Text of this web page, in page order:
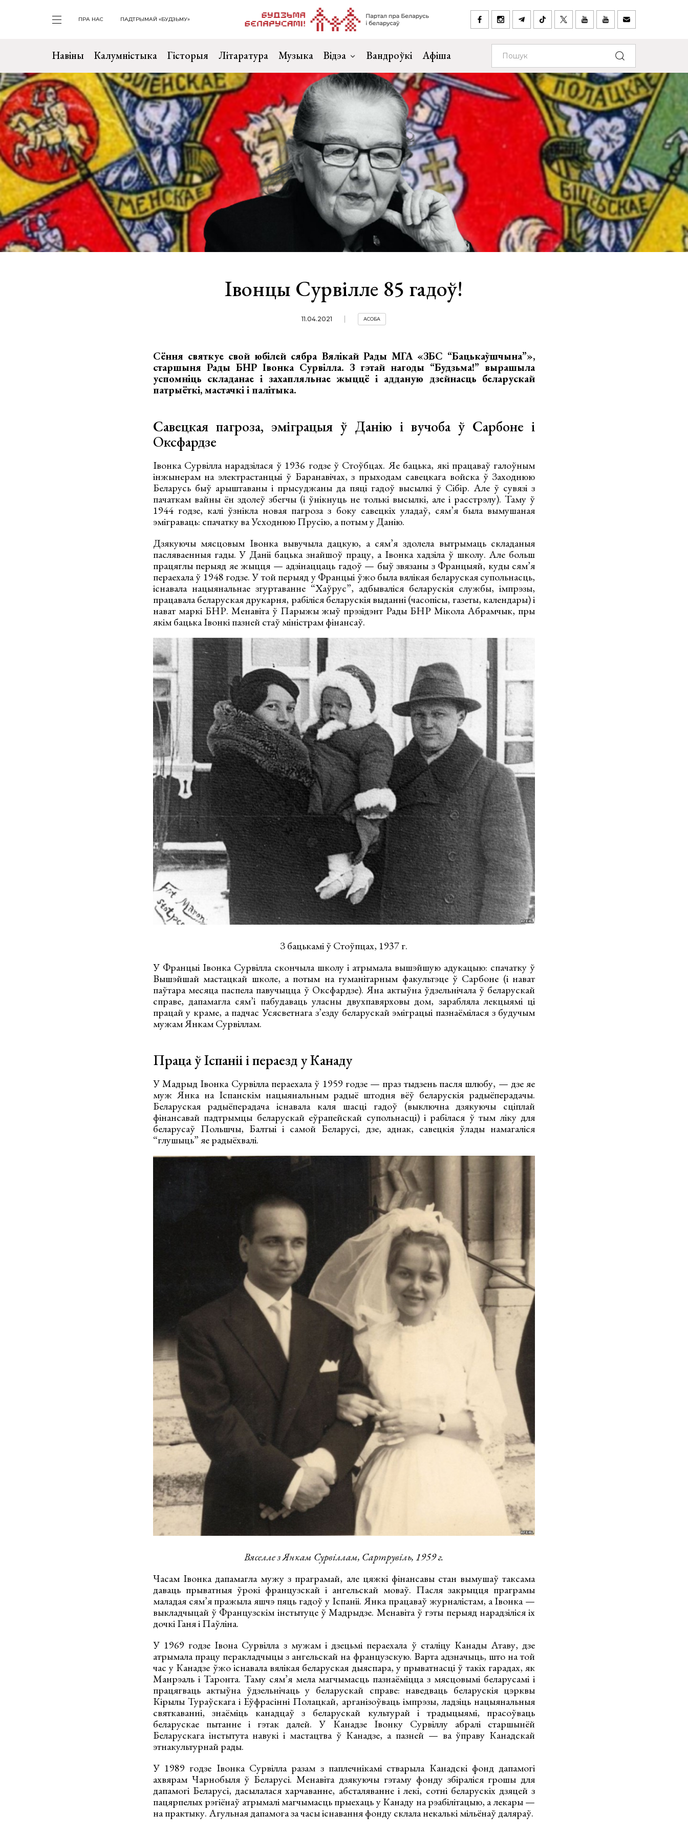
ПРА НАС ПАДТРЫМАЙ «БУДЗЬМУ»
Навіны Калумністыка Гісторыя Літаратура Музыка Відэа Вандроўкі Афіша
Івонцы Сурвілле 85 гадоў!
11.04.2021 АСОБА
Сёння святкуе свой юбілей сябра Вялікай Рады МГА «ЗБС “Бацькаўшчына”»,
старшыня Рады БНР Івонка Сурвілла. З гэтай нагоды “Будзьма!” вырашыла
успомніць складанае і захапляльнае жыццё і адданую дзейнасць беларускай
патрыёткі, мастачкі і палітыка.
Савецкая пагроза, эміграцыя ў Данію і вучоба ў Сарбоне і
Оксфардзе
Івонка Сурвілла нарадзілася ў 1936 годзе ў Стоўбцах. Яе бацька, які працаваў галоўным
інжынерам на электрастанцыі ў Баранавічах, з прыходам савецкага войска ў Заходнюю
Беларусь быў арыштаваны і прысуджаны да пяці гадоў высылкі ў Сібір. Але ў сувязі з
пачаткам вайны ён здолеў збегчы (і ўнікнуць не толькі высылкі, але і расстрэлу). Таму ў
1944 годзе, калі ўзнікла новая пагроза з боку савецкіх уладаў, сям’я была вымушаная
эміграваць: спачатку ва Усходнюю Прусію, а потым у Данію.
Дзякуючы мясцовым Івонка вывучыла дацкую, а сям’я здолела вытрымаць складаныя
пасляваенныя гады. У Даніі бацька знайшоў працу, а Івонка хадзіла ў школу. Але больш
працяглы перыяд яе жыцця — адзінаццаць гадоў — быў звязаны з Францыяй, куды сям’я
пераехала ў 1948 годзе. У той перыяд у Францыі ўжо была вялікая беларуская супольнасць,
існавала нацыянальнае згуртаванне “Хаўрус”, адбываліся беларускія службы, імпрэзы,
працавала беларуская друкарня, рабіліся беларускія выданні (часопісы, газеты, календары) і
нават маркі БНР. Менавіта ў Парыжы жыў прэзідэнт Рады БНР Мікола Абрамчык, пры
якім бацька Івонкі пазней стаў міністрам фінансаў.
З бацькамі ў Стоўпцах, 1937 г.
У Францыі Івонка Сурвілла скончыла школу і атрымала вышэйшую адукацыю: спачатку ў
Вышэйшай мастацкай школе, а потым на гуманітарным факультэце ў Сарбоне (і нават
паўтара месяца паспела павучыцца ў Оксфардзе). Яна актыўна ўдзельнічала ў беларускай
справе, дапамагла сям’і пабудаваць уласны двухпавярховы дом, зарабляла лекцыямі ці
працай у краме, а падчас Усясветнага з’езду беларускай эміграцыі пазнаёмілася з будучым
мужам Янкам Сурвіллам.
Праца ў Іспаніі і пераезд у Канаду
У Мадрыд Івонка Сурвілла пераехала ў 1959 годзе — праз тыдзень пасля шлюбу, — дзе яе
муж Янка на Іспанскім нацыянальным радыё штодня вёў беларускія радыёперадачы.
Беларуская радыёперадача існавала каля шасці гадоў (выключна дзякуючы сціплай
фінансавай падтрымцы беларускай еўрапейскай супольнасці) і рабілася ў тым ліку для
беларусаў Польшчы, Балтыі і самой Беларусі, дзе, аднак, савецкія ўлады намагаліся
“глушыць” яе радыёхвалі.
Вяселле з Янкам Сурвіллам, Сартрувіль, 1959 г.
Часам Івонка дапамагла мужу з праграмай, але цяжкі фінансавы стан вымушаў таксама
даваць прыватныя ўрокі французскай і ангельскай моваў. Пасля закрыцця праграмы
маладая сям’я пражыла яшчэ пяць гадоў у Іспаніі. Янка працаваў журналістам, а Івонка —
выкладчыцай ў Французскім інстытуце ў Мадрыдзе. Менавіта ў гэты перыяд нарадзіліся іх
дочкі Ганя і Паўліна.
У 1969 годзе Івона Сурвілла з мужам і дзецьмі пераехала ў сталіцу Канады Атаву, дзе
атрымала працу перакладчыцы з ангельскай на французскую. Варта адзначыць, што на той
час у Канадзе ўжо існавала вялікая беларуская дыяспара, у прыватнасці ў такіх гарадах, як
Манрэаль і Таронта. Таму сям’я мела магчымасць пазнаёміцца з мясцовымі беларусамі і
працягваць актыўна ўдзельнічаць у беларускай справе: наведваць беларускія цэрквы
Кірылы Тураўскага і Еўфрасінні Полацкай, арганізоўваць імпрэзы, ладзіць нацыянальныя
святкаванні, знаёміць канадцаў з беларускай культурай і традыцыямі, прасоўваць
беларускае пытанне і гэтак далей. У Канадзе Івонку Сурвіллу абралі старшынёй
Беларускага інстытута навукі і мастацтва ў Канадзе, а пазней — ва ўправу Канадскай
этнакультурнай рады.
У 1989 годзе Івонка Сурвілла разам з паплечнікамі стварыла Канадскі фонд дапамогі
ахвярам Чарнобыля ў Беларусі. Менавіта дзякуючы гэтаму фонду збіраліся грошы для
дапамогі Беларусі, дасылалася харчаванне, абсталяванне і лекі, сотні беларускіх дзяцей з
пацярпелых рэгіёнаў атрымалі магчымасць прыехаць у Канаду на рэабілітацыю, а лекары —
на практыку. Агульная дапамога за часы існавання фонду склала некалькі мільёнаў даляраў.